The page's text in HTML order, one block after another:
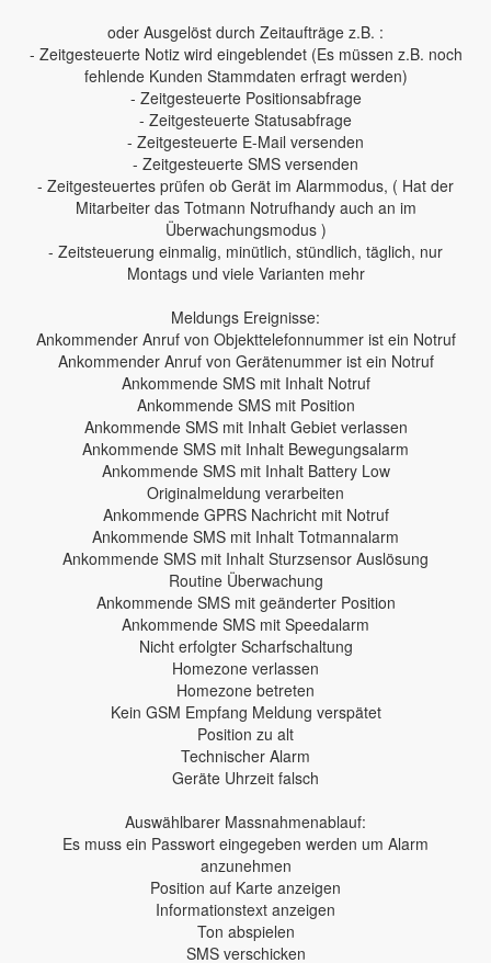
oder Ausgelöst durch Zeitaufträge z.B. :
- Zeitgesteuerte Notiz wird eingeblendet (Es müssen z.B. noch
fehlende Kunden Stammdaten erfragt werden)
- Zeitgesteuerte Positionsabfrage
- Zeitgesteuerte Statusabfrage
- Zeitgesteuerte E-Mail versenden
- Zeitgesteuerte SMS versenden
- Zeitgesteuertes prüfen ob Gerät im Alarmmodus, ( Hat der
Mitarbeiter das Totmann Notrufhandy auch an im
Überwachungsmodus )
- Zeitsteuerung einmalig, minütlich, stündlich, täglich, nur
Montags und viele Varianten mehr
Meldungs Ereignisse:
Ankommender Anruf von Objekttelefonnummer ist ein Notruf
Ankommender Anruf von Gerätenummer ist ein Notruf
Ankommende SMS mit Inhalt Notruf
Ankommende SMS mit Position
Ankommende SMS mit Inhalt Gebiet verlassen
Ankommende SMS mit Inhalt Bewegungsalarm
Ankommende SMS mit Inhalt Battery Low
Originalmeldung verarbeiten
Ankommende GPRS Nachricht mit Notruf
Ankommende SMS mit Inhalt Totmannalarm
Ankommende SMS mit Inhalt Sturzsensor Auslösung
Routine Überwachung
Ankommende SMS mit geänderter Position
Ankommende SMS mit Speedalarm
Nicht erfolgter Scharfschaltung
Homezone verlassen
Homezone betreten
Kein GSM Empfang Meldung verspätet
Position zu alt
Technischer Alarm
Geräte Uhrzeit falsch
Auswählbarer Massnahmenablauf:
Es muss ein Passwort eingegeben werden um Alarm
anzunehmen
Position auf Karte anzeigen
Informationstext anzeigen
Ton abspielen
SMS verschicken